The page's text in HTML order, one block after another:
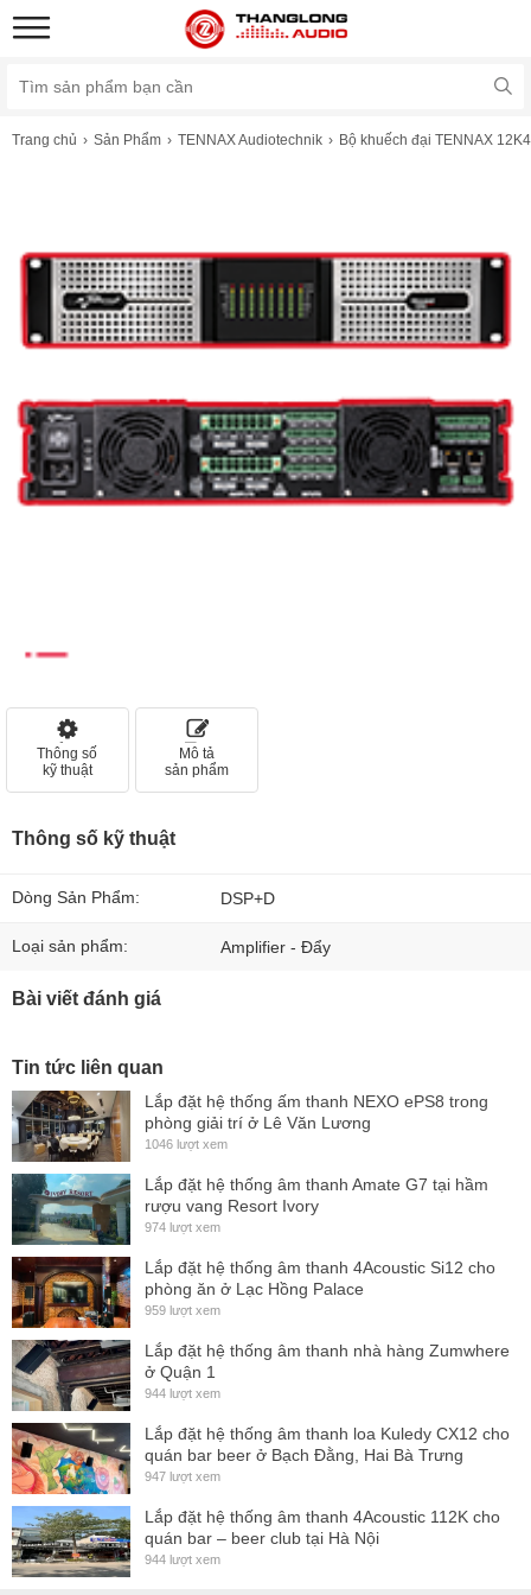
Trang chủ Sản Phẩm TENNAX Audiotechnik Bộ khuếch đại TENNAX
Thông số
kỹ thuật
Mô tả
sản phẩm
Thông số kỹ thuật
Dòng Sản Phẩm: DSP+D
Loại sản phẩm: Amplifier - Đẩy
Bài viết đánh giá
Tin tức liên quan
Lắp đặt hệ thống ấm thanh NEXO ePS8 trong
phòng giải trí ở Lê Văn Lương
1046 lượt xem
Lắp đặt hệ thống âm thanh Amate G7 tại hầm
rượu vang Resort Ivory
974 lượt xem
Lắp đặt hệ thống âm thanh 4Acoustic Si12 cho
phòng ăn ở Lạc Hồng Palace
959 lượt xem
Lắp đặt hệ thống âm thanh nhà hàng Zumwhere
ở Quận 1
944 lượt xem
Lắp đặt hệ thống âm thanh loa Kuledy CX12 cho
quán bar beer ở Bạch Đằng, Hai Bà Trưng
947 lượt xem
Lắp đặt hệ thống âm thanh 4Acoustic 112K cho
quán bar – beer club tại Hà Nội
944 lượt xem